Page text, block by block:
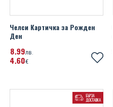
Челси Картичка за Рожден
Ден
8 99лв.
4 60€
БЪРЗА
ДОСТАВКА